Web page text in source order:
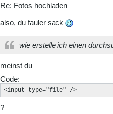
Re: Fotos hochladen
also, du fauler sack
wie erstelle ich einen
meinst du
Code:
<input type="file" />
?